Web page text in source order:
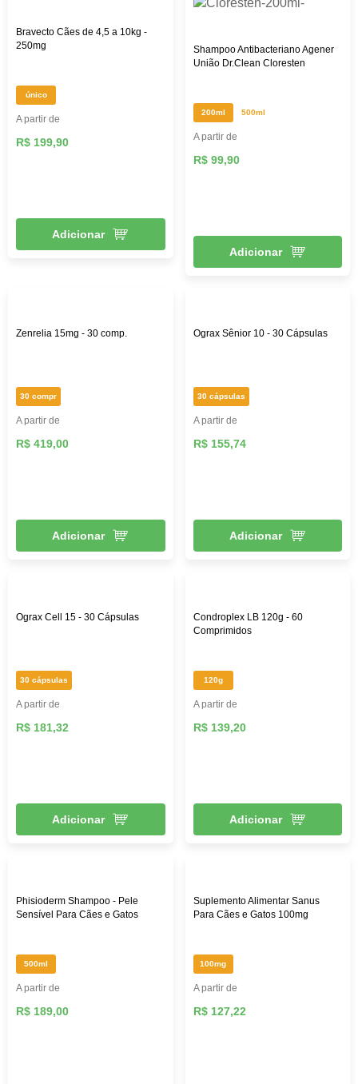
Bravecto Cães de 4,5 a 10kg -
250mg
único
A partir de
R$ 199,90
Adicionar
Shampoo Antibacteriano Agener
União Dr.Clean Cloresten
200ml 500ml
A partir de
R$ 99,90
Adicionar
Zenrelia 15mg - 30 comp.
30 compr
A partir de
R$ 419,00
Adicionar
Ograx Sênior 10 - 30 Cápsulas
30 cápsulas
A partir de
R$ 155,74
Adicionar
Ograx Cell 15 - 30 Cápsulas
30 cápsulas
A partir de
R$ 181,32
Adicionar
Condroplex LB 120g - 60
Comprimidos
120g
A partir de
R$ 139,20
Adicionar
Phisioderm Shampoo - Pele
Sensível Para Cães e Gatos
500ml
A partir de
R$ 189,00
Suplemento Alimentar Sanus
Para Cães e Gatos 100mg
100mg
A partir de
R$ 127,22